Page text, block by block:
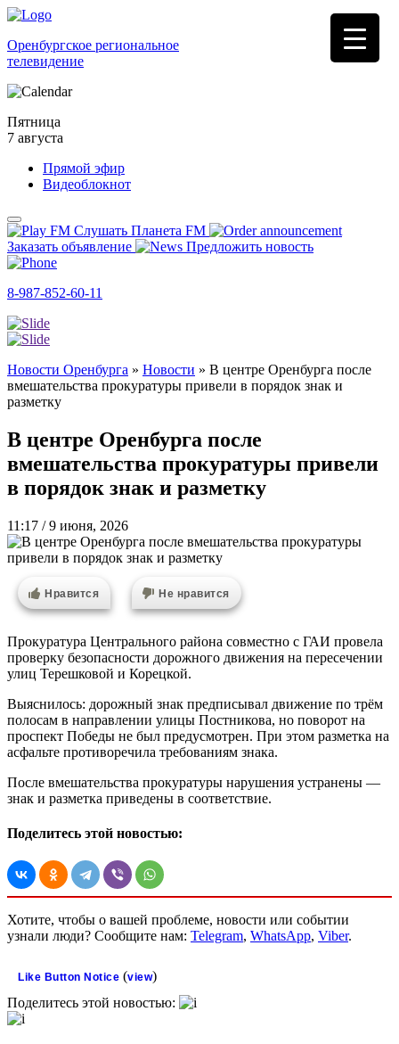
Оренбургское региональное
телевидение
Пятница
7 августа
Прямой эфир
Видеоблокнот
Слушать Планета FM
Заказать объявление
Предложить новость
8-987-852-60-11
Новости Оренбурга » Новости » В центре Оренбурга после
вмешательства прокуратуры привели в порядок знак и
разметку
В центре Оренбурга после
вмешательства прокуратуры привели
в порядок знак и разметку
11:17 / 9 июня, 2026
Нравится Не нравится
Прокуратура Центрального района совместно с ГАИ провела
проверку безопасности дорожного движения на пересечении
улиц Терешковой и Корецкой.
Выяснилось: дорожный знак предписывал движение по трём
полосам в направлении улицы Постникова, но поворот на
проспект Победы не был предусмотрен. При этом разметка на
асфальте противоречила требованиям знака.
После вмешательства прокуратуры нарушения устранены —
знак и разметка приведены в соответствие.
Поделитесь этой новостью:
Хотите, чтобы о вашей проблеме, новости или событии
узнали люди? Сообщите нам: Telegram, WhatsApp, Viber.
Like Button Notice (view)
Поделитесь этой новостью: